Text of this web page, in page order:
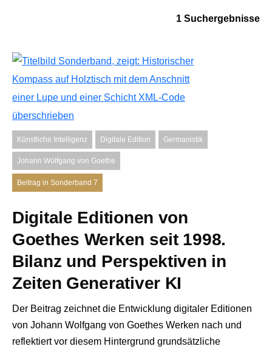
1 Suchergebnisse
Künstliche Intelligenz Digitale Edition Germanistik
Johann Wolfgang von Goethe
Beitrag in Sonderband 7
Digitale Editionen von
Goethes Werken seit 1998.
Bilanz und Perspektiven in
Zeiten Generativer KI
Der Beitrag zeichnet die Entwicklung digitaler Editionen
von Johann Wolfgang von Goethes Werken nach und
reflektiert vor diesem Hintergrund grundsätzliche